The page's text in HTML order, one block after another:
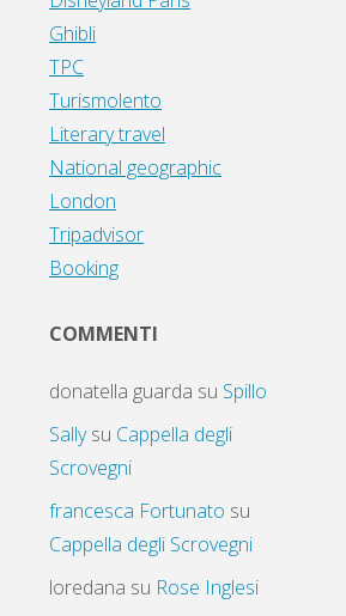
Ghibli
TPC
Turismolento
Literary travel
National geographic
London
Tripadvisor
Booking
COMMENTI
donatella guarda su Spillo
Sallysu Cappella degli
Scrovegni
francesca Fortunato su
Cappella degli Scrovegni
loredana su Rose Inglesi